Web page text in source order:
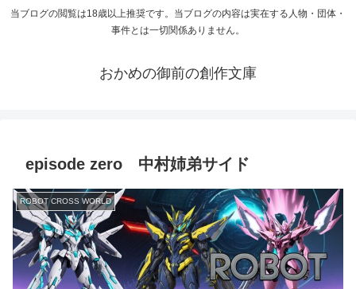
当ブログの閲覧は18歳以上推奨です。当ブログの内容は実在する人物・団体・
事件とは一切関係ありません。
おかめの御前の創作文庫
episode zero 中村姉弟サイド
ROBOT CROSS WORLD